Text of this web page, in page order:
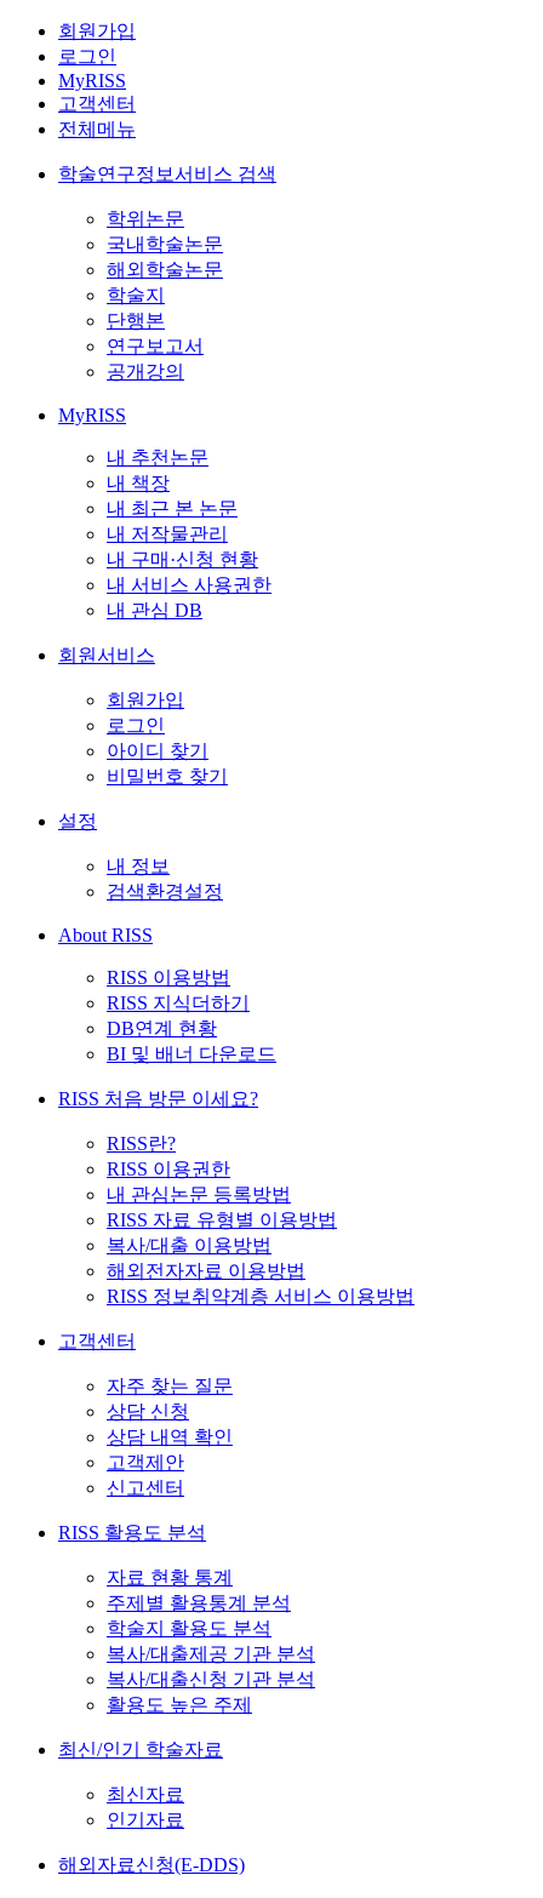
회원가입
로그인
MyRISS
고객센터
전체메뉴
학술연구정보서비스 검색
학위논문
국내학술논문
해외학술논문
학술지
단행본
연구보고서
공개강의
MyRISS
내 추천논문
내 책장
내 최근 본 논문
내 저작물관리
내 구매·신청 현황
내 서비스 사용권한
내 관심 DB
회원서비스
회원가입
로그인
아이디 찾기
비밀번호 찾기
설정
내 정보
검색환경설정
About RISS
RISS 이용방법
RISS 지식더하기
DB연계 현황
BI 및 배너 다운로드
RISS 처음 방문 이세요?
RISS란?
RISS 이용권한
내 관심논문 등록방법
RISS 자료 유형별 이용방법
복사/대출 이용방법
해외전자자료 이용방법
RISS 정보취약계층 서비스 이용방법
고객센터
자주 찾는 질문
상담 신청
상담 내역 확인
고객제안
신고센터
RISS 활용도 분석
자료 현황 통계
주제별 활용통계 분석
학술지 활용도 분석
복사/대출제공 기관 분석
복사/대출신청 기관 분석
활용도 높은 주제
최신/인기 학술자료
최신자료
인기자료
해외자료신청(E-DDS)